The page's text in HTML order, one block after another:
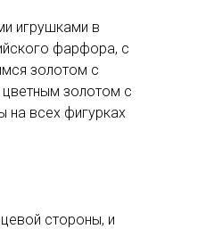
игрушками в
фарфора, с
золотом с
золотом с
на всех фигурках
стороны, и